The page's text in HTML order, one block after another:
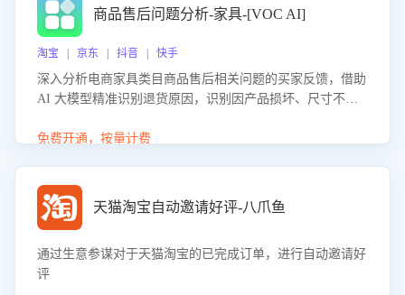
商品售后问题分析-家具-[VOC AI]
淘宝 | 京东 | 抖音 | 快手
深入分析电商家具类目商品售后相关问题的买家反馈，借助
AI 大模型精准识别退货原因，识别因产品损坏、尺寸不符
力商家优化产品或服务，实现销售额的显著提升。
免费开通，按量计费
天猫淘宝自动邀请好评-八爪鱼
通过生意参谋对于天猫淘宝的已完成订单，进行自动邀请好
评